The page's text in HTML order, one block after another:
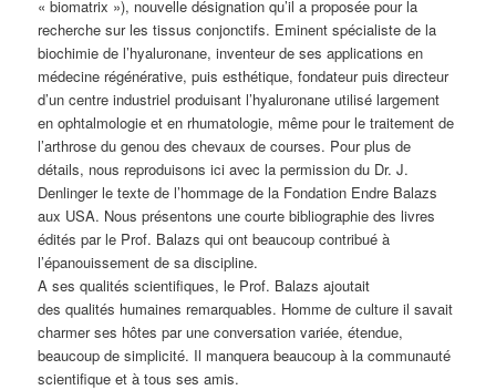
« biomatrix »), nouvelle désignation qu’il a proposée pour la
recherche sur les tissus conjonctifs. Eminent spécialiste de la
biochimie de l’hyaluronane, inventeur de ses applications en
médecine régénérative, puis esthétique, fondateur puis directeur
d’un centre industriel produisant l’hyaluronane utilisé largement
en ophtalmologie et en rhumatologie, même pour le traitement de
l’arthrose du genou des chevaux de courses. Pour plus de
détails, nous reproduisons ici avec la permission du Dr. J.
Denlinger le texte de l’hommage de la Fondation Endre Balazs
aux USA. Nous présentons une courte bibliographie des livres
édités par le Prof. Balazs qui ont beaucoup contribué à
l’épanouissement de sa discipline.
A ses qualités scientifiques, le Prof. Balazs ajoutait
des qualités humaines remarquables. Homme de culture il savait
charmer ses hôtes par une conversation variée, étendue,
beaucoup de simplicité. Il manquera beaucoup à la communauté
scientifique et à tous ses amis.